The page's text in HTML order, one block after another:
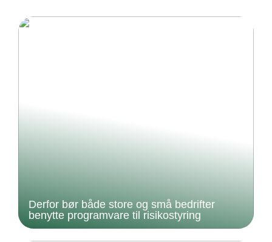
Derfor bør både store og små bedrifter
benytte programvare til risikostyring